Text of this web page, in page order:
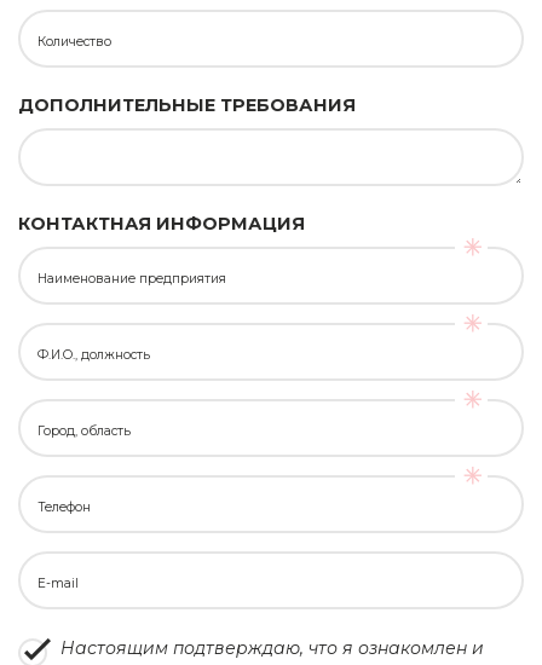
Количество
ДОПОЛНИТЕЛЬНЫЕ ТРЕБОВАНИЯ
КОНТАКТНАЯ ИНФОРМАЦИЯ
Наименование предприятия
Ф.И.О., должность
Город, область
Телефон
E-mail
Настоящим подтверждаю, что я ознакомлен и